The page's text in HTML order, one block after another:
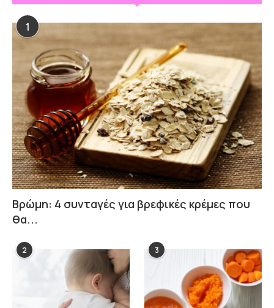
1
Βρώμη: 4 συνταγές για βρεφικές κρέμες που
θα...
2 3